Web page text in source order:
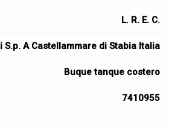
L. R. E. C.
S.p. A Castellammare di Stabia Italia
Buque tanque costero
7410955